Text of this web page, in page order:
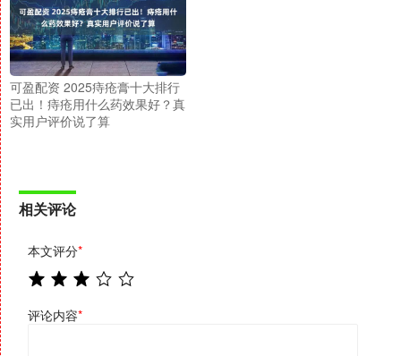
可盈配资 2025痔疮膏十大排行
已出！痔疮用什么药效果好？真
实用户评价说了算
相关评论
本文评分*
评论内容*